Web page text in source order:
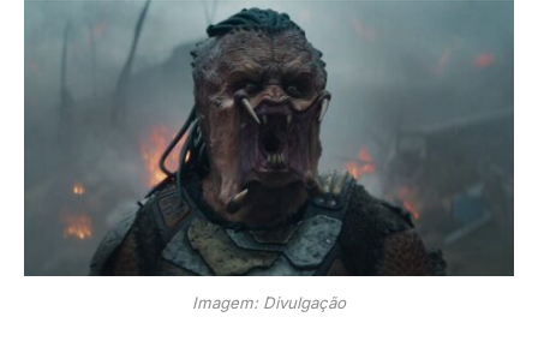
Imagem: Divulgação